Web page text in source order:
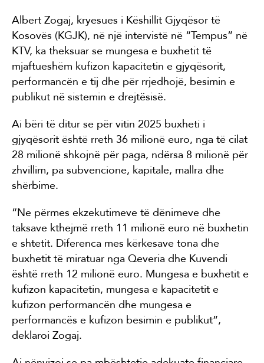
Albert Zogaj, kryesues i Këshillit Gjyqësor të
Kosovës (KGJK), në një intervistë në “Tempus” në
KTV, ka theksuar se mungesa e buxhetit të
mjaftueshëm kufizon kapacitetin e gjyqësorit,
performancën e tij dhe për rrjedhojë, besimin e
publikut në sistemin e drejtësisë.
Ai bëri të ditur se për vitin 2025 buxheti i
gjyqësorit është rreth 36 milionë euro, nga të cilat
28 milionë shkojnë për paga, ndërsa 8 milionë për
zhvillim, pa subvencione, kapitale, mallra dhe
shërbime.
“Ne përmes ekzekutimeve të dënimeve dhe
taksave kthejmë rreth 11 milionë euro në buxhetin
e shtetit. Diferenca mes kërkesave tona dhe
buxhetit të miratuar nga Qeveria dhe Kuvendi
është rreth 12 milionë euro. Mungesa e buxhetit e
kufizon kapacitetin, mungesa e kapacitetit e
kufizon performancën dhe mungesa e
performancës e kufizon besimin e publikut”,
deklaroi Zogaj.